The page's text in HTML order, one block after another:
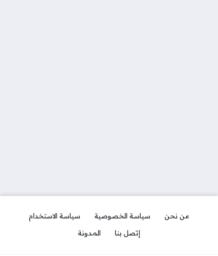
من نحن سياسة الخصوصية
سياسة الاستخدام
إتصل بنا
المدونة